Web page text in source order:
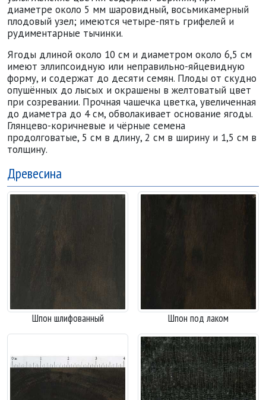
диаметре около 5 мм шаровидный, восьмикамерный
плодовый узел; имеются четыре-пять грифелей и
рудиментарные тычинки.
Ягоды длиной около 10 см и диаметром около 6,5 см
имеют эллипсоидную или неправильно-яйцевидную
форму, и содержат до десяти семян. Плоды от скудно
опушённых до лысых и окрашены в желтоватый цвет
при созревании. Прочная чашечка цветка, увеличенная
до диаметра до 4 см, обволакивает основание ягоды.
Глянцево-коричневые и чёрные семена
продолговатые, 5 см в длину, 2 см в ширину и 1,5 см в
толщину.
Древесина
Шпон шлифованный Шпон под лаком